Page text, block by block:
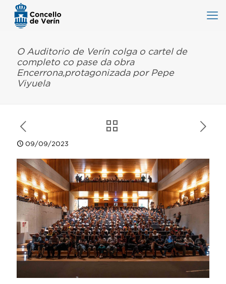
O Auditorio de Verín colga o cartel de
completo co pase da obra
Encerrona,protagonizada por Pepe
Viyuela
09/09/2023